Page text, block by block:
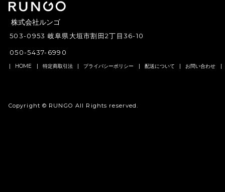
株式会社ルンゴ
503-0953 岐阜県大垣市割田2丁目36-10
050-5437-6990
HOME 特定商取引法 プライバシーポリシー 配送について お問い合わせ
Copyright © RUNGO All Rights reserved.